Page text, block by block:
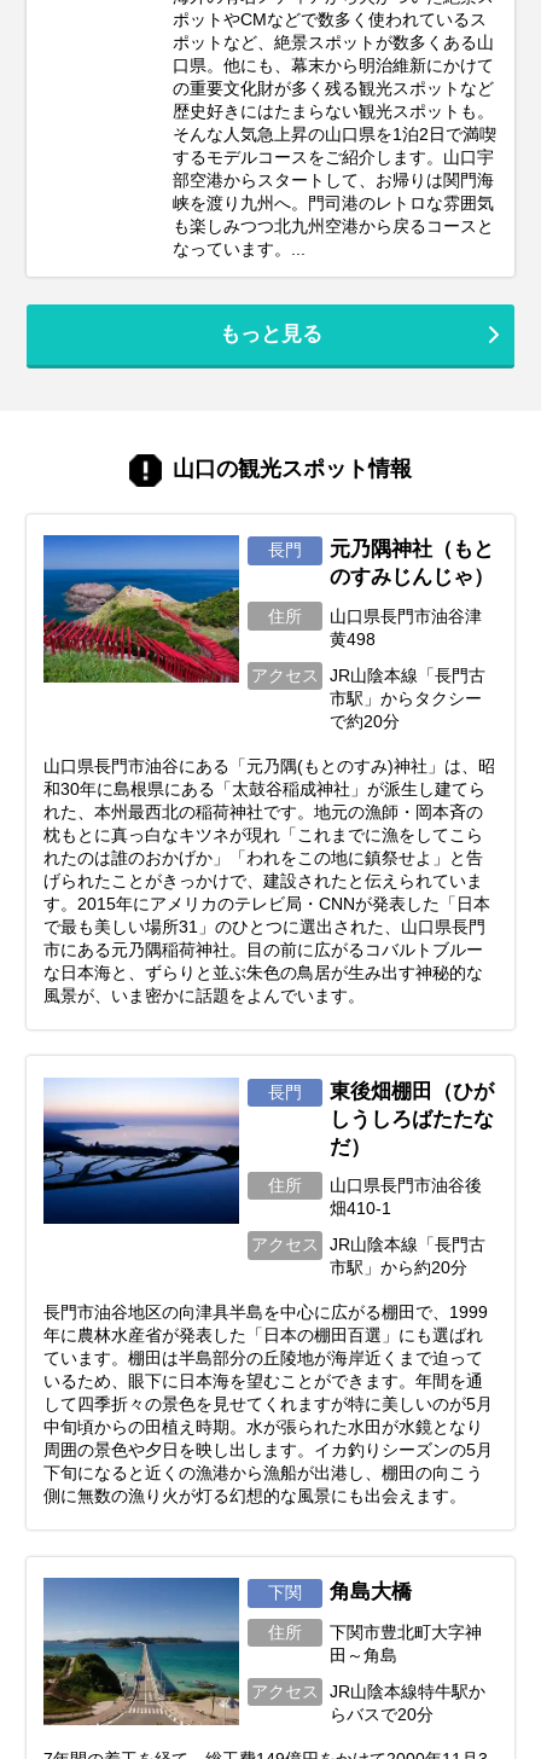
ポットやCMなどで数多く使われているス
ポットなど、絶景スポットが数多くある山
口県。他にも、幕末から明治維新にかけて
の重要文化財が多く残る観光スポットなど
歴史好きにはたまらない観光スポットも。
そんな人気急上昇の山口県を1泊2日で満喫
するモデルコースをご紹介します。山口宇
部空港からスタートして、お帰りは関門海
峡を渡り九州へ。門司港のレトロな雰囲気
も楽しみつつ北九州空港から戻るコースと
なっています。...
もっと見る
山口の観光スポット情報
長門
元乃隅神社（もと
のすみじんじゃ）
住所
山口県長門市油谷津
黄498
アクセス
JR山陰本線「長門古
市駅」からタクシー
で約20分
山口県長門市油谷にある「元乃隅(もとのすみ)神社」は、昭
和30年に島根県にある「太鼓谷稲成神社」が派生し建てら
れた、本州最西北の稲荷神社です。地元の漁師・岡本斉の
枕もとに真っ白なキツネが現れ「これまでに漁をしてこら
れたのは誰のおかげか」「われをこの地に鎮祭せよ」と告
げられたことがきっかけで、建設されたと伝えられていま
す。2015年にアメリカのテレビ局・CNNが発表した「日本
で最も美しい場所31」のひとつに選出された、山口県長門
市にある元乃隅稲荷神社。目の前に広がるコバルトブルー
な日本海と、ずらりと並ぶ朱色の鳥居が生み出す神秘的な
風景が、いま密かに話題をよんでいます。
長門
東後畑棚田（ひが
しうしろばたたな
だ）
住所
山口県長門市油谷後
畑410-1
アクセス
JR山陰本線「長門古
市駅」から約20分
長門市油谷地区の向津具半島を中心に広がる棚田で、1999
年に農林水産省が発表した「日本の棚田百選」にも選ばれ
ています。棚田は半島部分の丘陵地が海岸近くまで迫って
いるため、眼下に日本海を望むことができます。年間を通
して四季折々の景色を見せてくれますが特に美しいのが5月
中旬頃からの田植え時期。水が張られた水田が水鏡となり
周囲の景色や夕日を映し出します。イカ釣りシーズンの5月
下旬になると近くの漁港から漁船が出港し、棚田の向こう
側に無数の漁り火が灯る幻想的な風景にも出会えます。
下関 角島大橋
住所
下関市豊北町大字神
田～角島
アクセス
JR山陰本線特牛駅か
らバスで20分